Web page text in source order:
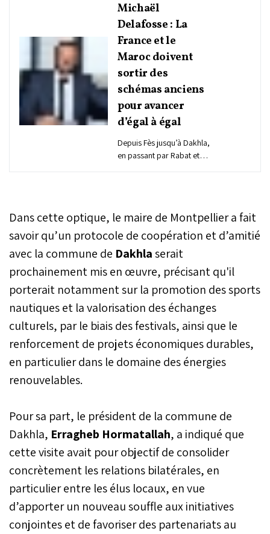
Michaël
Delafosse : La
France et le
Maroc doivent
sortir des
schémas anciens
pour avancer
d’égal à égal
Depuis Fès jusqu’à Dakhla,
en passant par Rabat et
a sillonné le Maroc
pendant une semaine
pour renforcer les
coopérations territoriales
et humaines. Historien de
formation, engagé à
gauche, il porte une vision
claire : inscrire la relation
franco-marocaine dans un
partenariat d’égal à égal,
respectueux de l’histoire
et tourné vers l’avenir.
plaidoyer pour la
reconnaissance de la
souveraineté du Maroc sur
son Sahara et sa foi dans
une amitié qui peut
devenir un modèle pour
un monde en quête de
stabilité.
Dans cette optique, le maire de Montpellier a fait
savoir qu’un protocole de coopération et d’amitié
avec la commune de Dakhlaserait
prochainement mis en œuvre, précisant qu'il
porterait notamment sur la promotion des sports
nautiques et la valorisation des échanges
culturels, par le biais des festivals, ainsi que le
renforcement de projets économiques durables,
en particulier dans le domaine des énergies
renouvelables.
Pour sa part, le président de la commune de
Dakhla, Erragheb Hormatallah, a indiqué que
cette visite avait pour objectif de consolider
concrètement les relations bilatérales, en
particulier entre les élus locaux, en vue
d’apporter un nouveau souffle aux initiatives
conjointes et de favoriser des partenariats au